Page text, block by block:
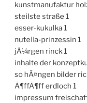
kunstmanufaktur
steilste straße 1
esser-kukulka 1
nutella-prinzessin 1
jÃ¼rgen rinck 1
inhalte der
so hÃ¤ngen bilder
Ã¶ffÃ¶ff erdloch 1
impressum